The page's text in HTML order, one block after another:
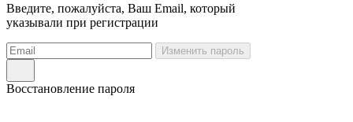
Введите, пожалуйста, Ваш Email, который
указывали при регистрации
Изменить пароль
Восстановление пароля